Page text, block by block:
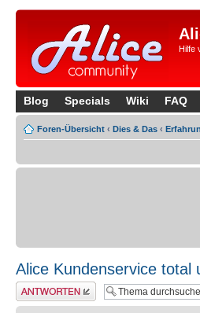
Hilfe
Blog Specials Wiki FAQ
Foren-Übersicht ‹ Dies & Das ‹
Alice Kundenservice
Antwort erstellen